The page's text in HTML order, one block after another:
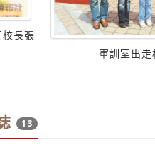
長張
軍訓室出
13